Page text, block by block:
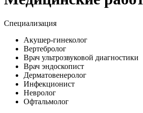
Специализация
Акушер-гинеколог
Вертебролог
Врач ультрозвуковой диагностики
Врач эндоскопист
Дерматовенеролог
Инфекционист
Невролог
Офтальмолог